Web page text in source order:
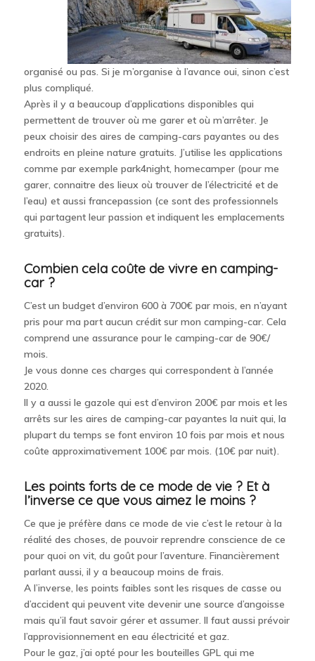
organisé ou pas. Si je m’organise à l’avance oui, sinon c’est
plus compliqué.
Après il y a beaucoup d’applications disponibles qui
permettent de trouver où me garer et où m’arrêter. Je
peux choisir des aires de camping-cars payantes ou des
endroits en pleine nature gratuits. J’utilise les applications
comme par exemple park4night, homecamper (pour me
garer, connaitre des lieux où trouver de l’électricité et de
l’eau) et aussi francepassion (ce sont des professionnels
qui partagent leur passion et indiquent les emplacements
gratuits).
Combien cela coûte de vivre en camping-
car ?
C’est un budget d’environ 600 à 700€ par mois, en n’ayant
pris pour ma part aucun crédit sur mon camping-car. Cela
comprend une assurance pour le camping-car de 90€/
mois.
Je vous donne ces charges qui correspondent à l’année
2020.
Il y a aussi le gazole qui est d’environ 200€ par mois et les
arrêts sur les aires de camping-car payantes la nuit qui, la
plupart du temps se font environ 10 fois par mois et nous
coûte approximativement 100€ par mois. (10€ par nuit).
Les points forts de ce mode de vie ? Et à
l’inverse ce que vous aimez le moins ?
Ce que je préfère dans ce mode de vie c’est le retour à la
réalité des choses, de pouvoir reprendre conscience de ce
pour quoi on vit, du goût pour l’aventure. Financièrement
parlant aussi, il y a beaucoup moins de frais.
A l’inverse, les points faibles sont les risques de casse ou
d’accident qui peuvent vite devenir une source d’angoisse
mais qu’il faut savoir gérer et assumer. Il faut aussi prévoir
l’approvisionnement en eau électricité et gaz.
Pour le gaz, j’ai opté pour les bouteilles GPL qui me